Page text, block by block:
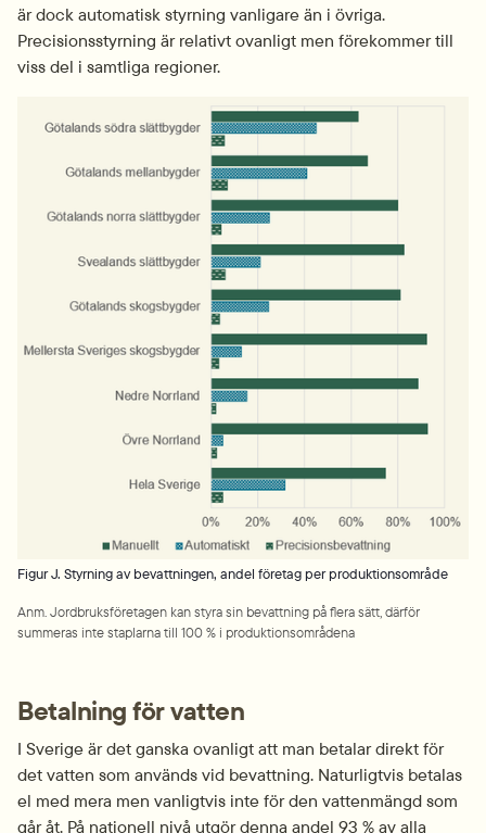
är dock automatisk styrning vanligare än i övriga.
Precisionsstyrning är relativt ovanligt men förekommer till
viss del i samtliga regioner.
Figur J. Styrning av bevattningen, andel företag per produktionsområde
Anm. Jordbruksföretagen kan styra sin bevattning på flera sätt, därför
summeras inte staplarna till 100 % i produktionsområdena
Betalning för vatten
I Sverige är det ganska ovanligt att man betalar direkt för
det vatten som används vid bevattning. Naturligtvis betalas
el med mera men vanligtvis inte för den vattenmängd som
går åt. På nationell nivå utgör denna andel 93 % av alla